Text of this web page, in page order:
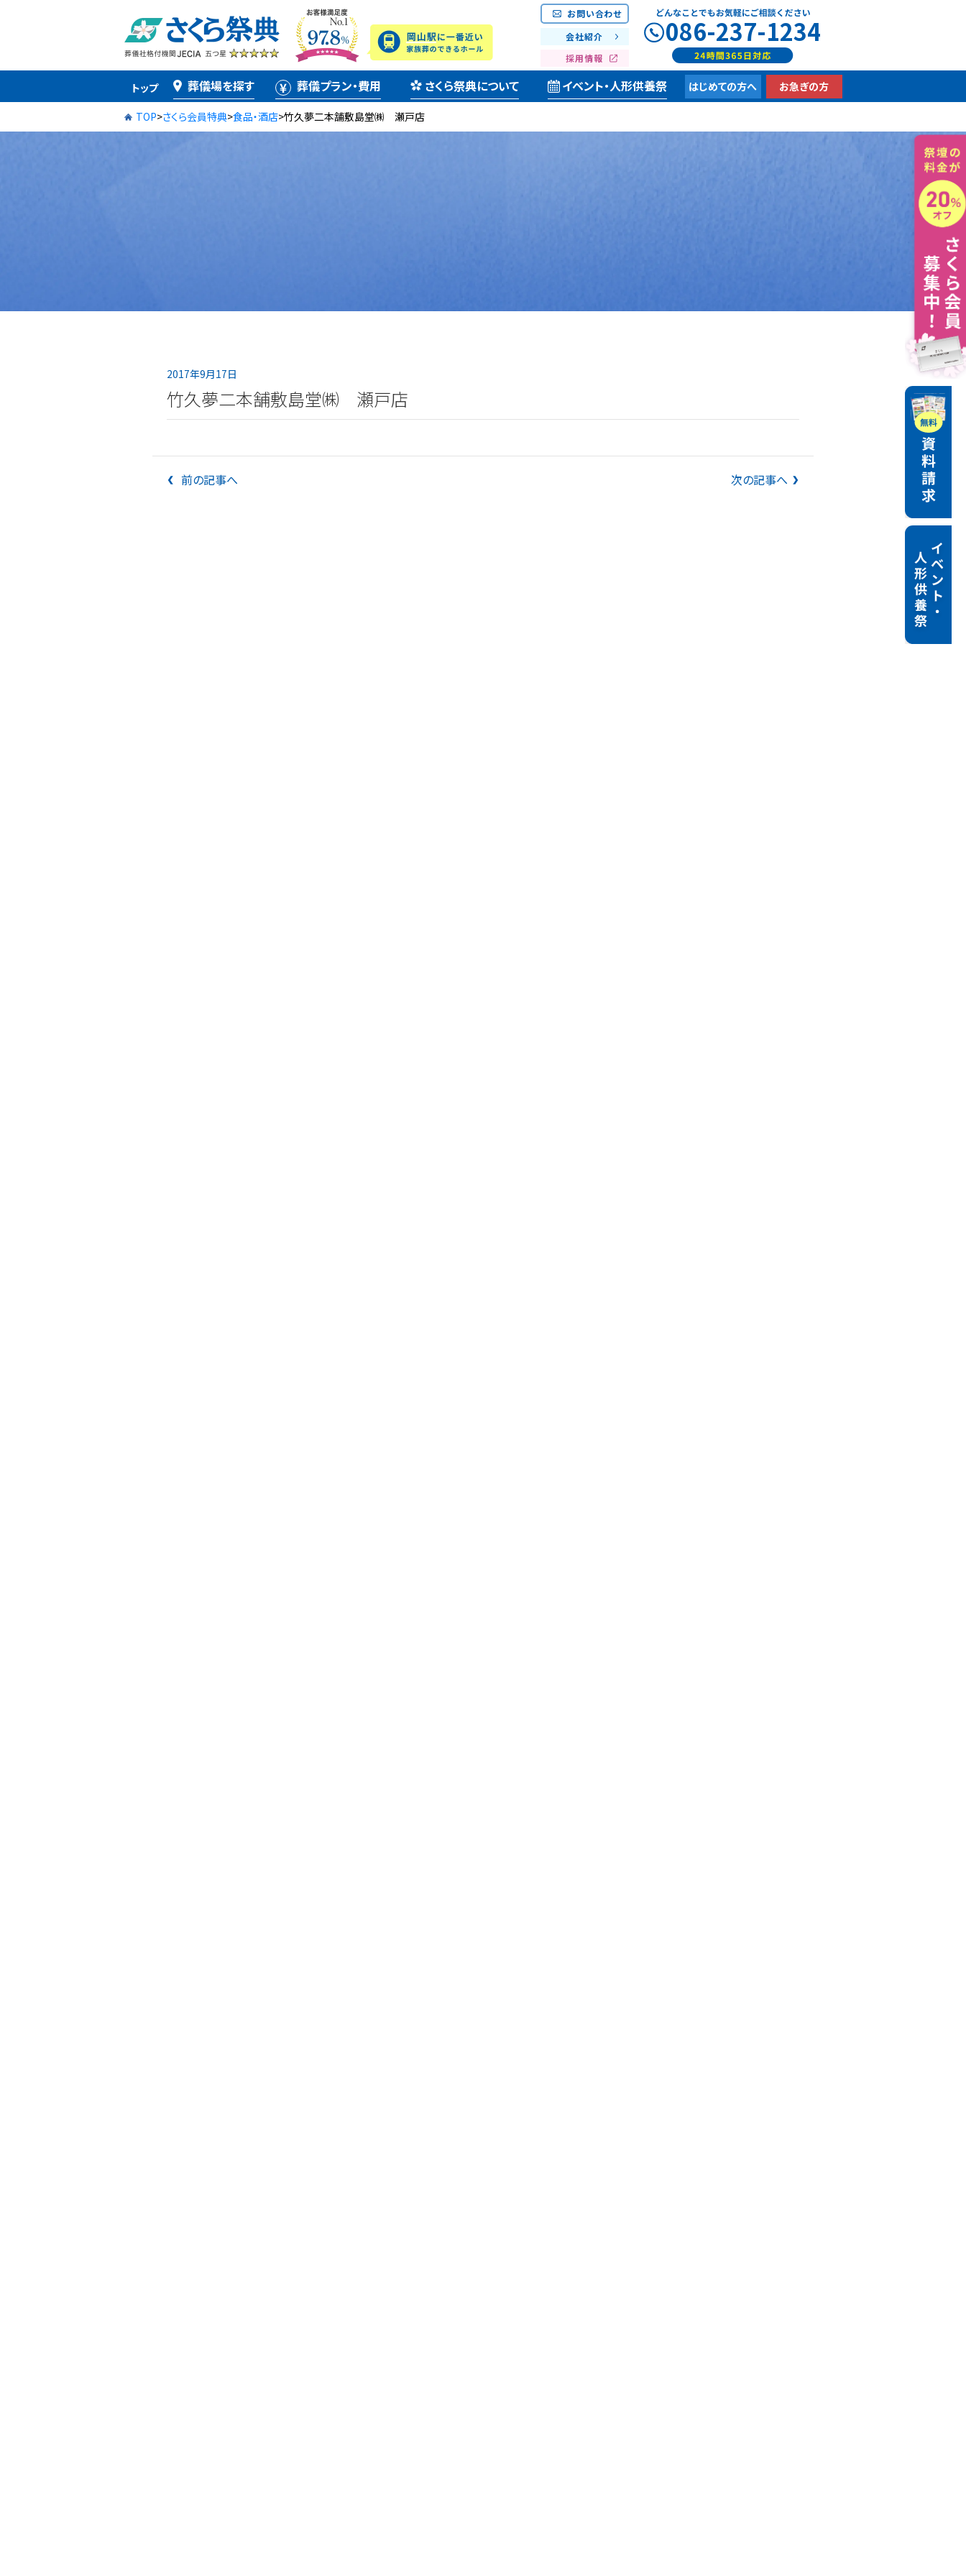
トップ 葬儀場を探す 葬儀プラン・費用 さくら祭典について イベント・人形供養祭 はじめての方へ お急ぎの方
お問い合わせ
会社紹介
採用情報
086-237-1234
TOP>さくら会員特典>食品・酒店>竹久夢二本舗敷島堂㈱ 瀬戸店
2017年9月17日
竹久夢二本舗敷島堂㈱ 瀬戸店
前の記事へ 次の記事へ